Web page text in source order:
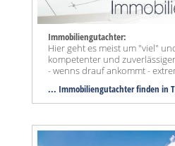
Immobiliengutachter:
Hier geht es meist um "viel"
kompetenter und
- wenns drauf ankommt -
... Immobiliengutachter finden in